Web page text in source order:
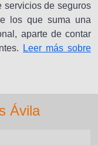
servicios de seguros
los que suma una
aparte de contar
Leer más sobre
Ávila